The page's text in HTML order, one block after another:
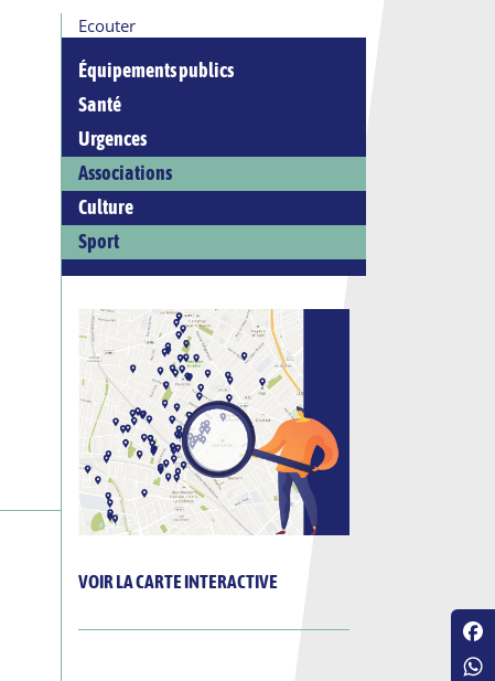
Ecouter
Équipements publics
Santé
Urgences
Associations
Culture
Sport
VOIR LA CARTE INTERACTIVE